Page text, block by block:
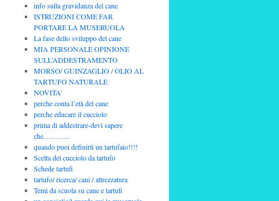
info sulla gravidanza del cane
ISTRUZIONI COME FAR
PORTARE LA MUSERUOLA
La fase dello sviluppo del cane
MIA PERSONALE OPINIONE
SULL’ADDESTRAMENTO
MORSO/ GUINZAGLIO / OLIO AL
TARTUFO NATURALE
NOVITA’
perche conta l’età del cane
perche educare il cucciolo
prima di addestrare-devi sapere
che………..
quando puoi definirti un tartufaio!!!!
Scelta del cucciolo da tartufo
Schede tartufi
tartufo/ ricerca/ cani / attrezzatura
Temi da scuola su cane e tartufi